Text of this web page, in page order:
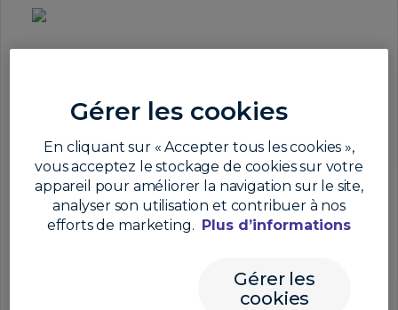
Collaborez avec un
fiable et conforme
Grâce à ses puissants systèmes de détection
des fraudes et à sa conformité réglementaire
stricte, Convera garantit le traitement sécurisé
de chaque transaction. Vous pouvez
recommander Convera en toute confiance
établissements d’enseignement reçoivent
l’intégralité des paiements sans délai.
Gérer les cookies
En cliquant sur « Accepter tous les cookies »,
vous acceptez le stockage de cookies sur votre
appareil pour améliorer la navigation sur le site,
analyser son utilisation et contribuer à nos
efforts de marketing. Plus d’informations
Gérer les
cookies